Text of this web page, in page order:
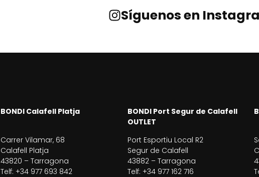
Síguenos en
BONDI Calafell Platja
Carrer Vilamar, 68
Calafell Platja
43820 – Tarragona
Telf: +34 977 693 842
BONDI Port Segur de Calafell
OUTLET
Port Esportiu Local R2
Segur de Calafell
43882 – Tarragona
Telf: +34 977 162 716